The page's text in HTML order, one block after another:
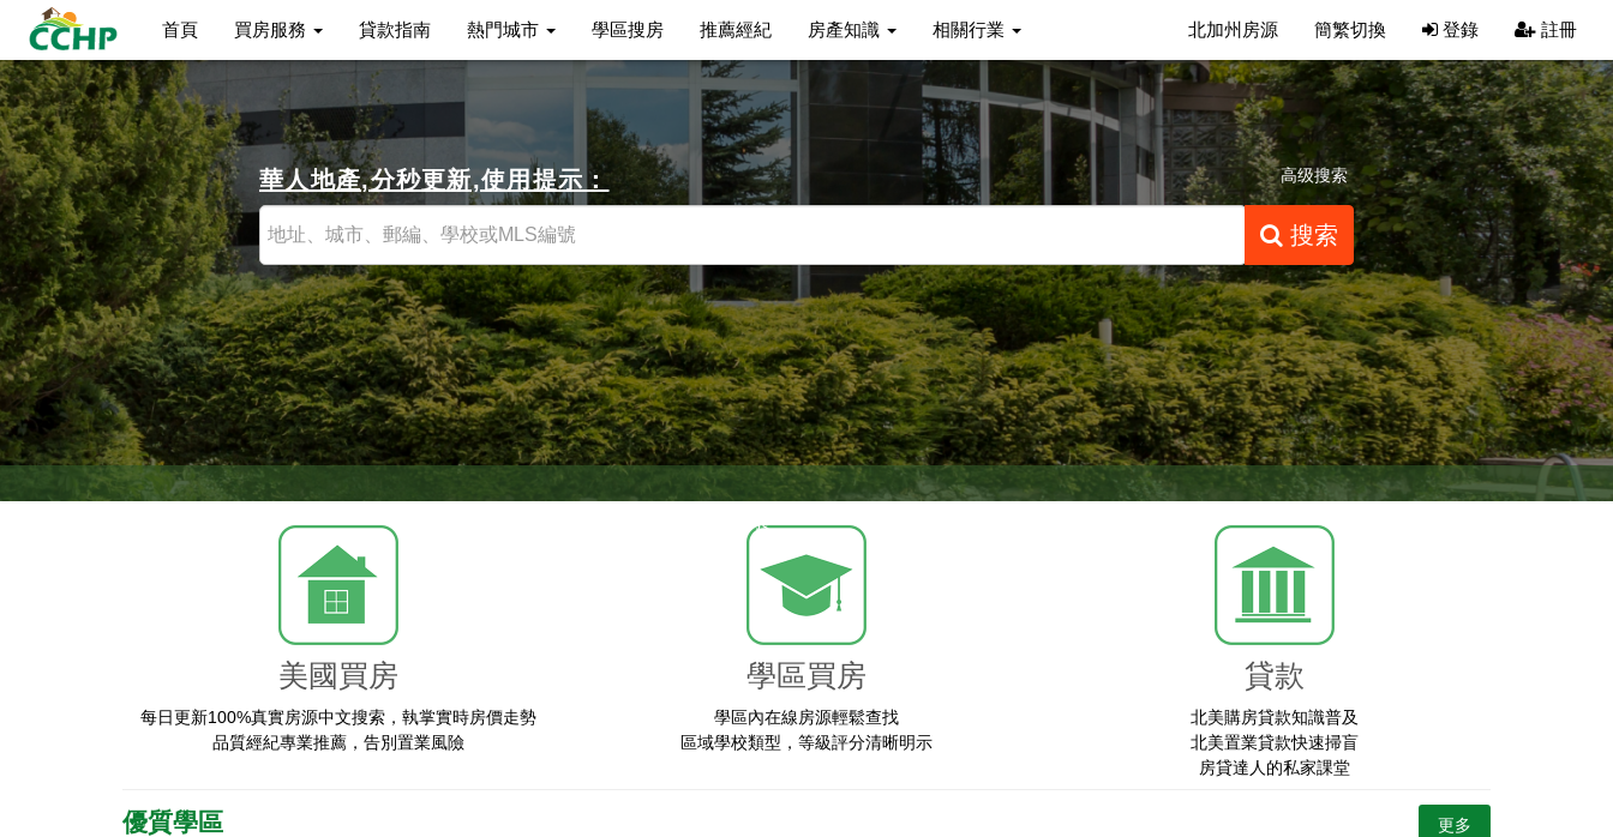
首頁 買房服務 貸款指南 熱門城市 學區搜房 推薦經紀 房產知識 相關行業 北加州房源 簡繁切換 登錄 註冊
華人地產,分秒更新,使用提示： 高级搜索
搜索
美國買房
每日更新100%真實房源中文搜索，執掌實時房價走勢
品質經紀專業推薦，告別置業風險
學區買房
學區內在線房源輕鬆查找
區域學校類型，等級評分清晰明示
貸款
北美購房貸款知識普及
北美置業貸款快速掃盲
房貸達人的私家課堂
優質學區 更多